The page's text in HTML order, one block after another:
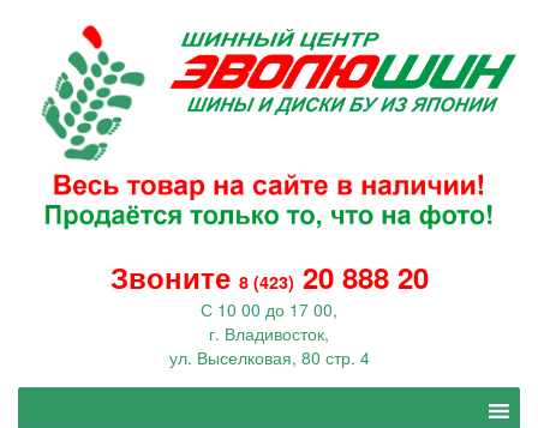
Звоните 8 (423) 20 888 20
С 10 00 до 17 00,
г. Владивосток,
ул. Выселковая, 80 стр. 4